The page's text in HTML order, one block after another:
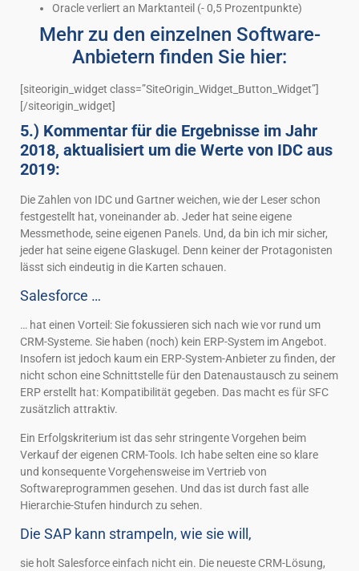
Oracle verliert an Marktanteil (- 0,5 Prozentpunkte)
Mehr zu den einzelnen Software-
Anbietern finden Sie hier:
[siteorigin_widget class=”SiteOrigin_Widget_Button_Widget”]
[/siteorigin_widget]
5.) Kommentar für die Ergebnisse im Jahr
2018, aktualisiert um die Werte von IDC aus
2019:
Die Zahlen von IDC und Gartner weichen, wie der Leser schon
festgestellt hat, voneinander ab. Jeder hat seine eigene
Messmethode, seine eigenen Panels. Und, da bin ich mir sicher,
jeder hat seine eigene Glaskugel. Denn keiner der Protagonisten
lässt sich eindeutig in die Karten schauen.
Salesforce …
… hat einen Vorteil: Sie fokussieren sich nach wie vor rund um
CRM-Systeme. Sie haben (noch) kein ERP-System im Angebot.
Insofern ist jedoch kaum ein ERP-System-Anbieter zu finden, der
nicht schon eine Schnittstelle für den Datenaustausch zu seinem
ERP erstellt hat: Kompatibilität gegeben. Das macht es für SFC
zusätzlich attraktiv.
Ein Erfolgskriterium ist das sehr stringente Vorgehen beim
Verkauf der eigenen CRM-Tools. Ich habe selten eine so klare
und konsequente Vorgehensweise im Vertrieb von
Softwareprogrammen gesehen. Und das ist durch fast alle
Hierarchie-Stufen hindurch zu sehen.
Die SAP kann strampeln, wie sie will,
sie holt Salesforce einfach nicht ein. Die neueste CRM-Lösung,